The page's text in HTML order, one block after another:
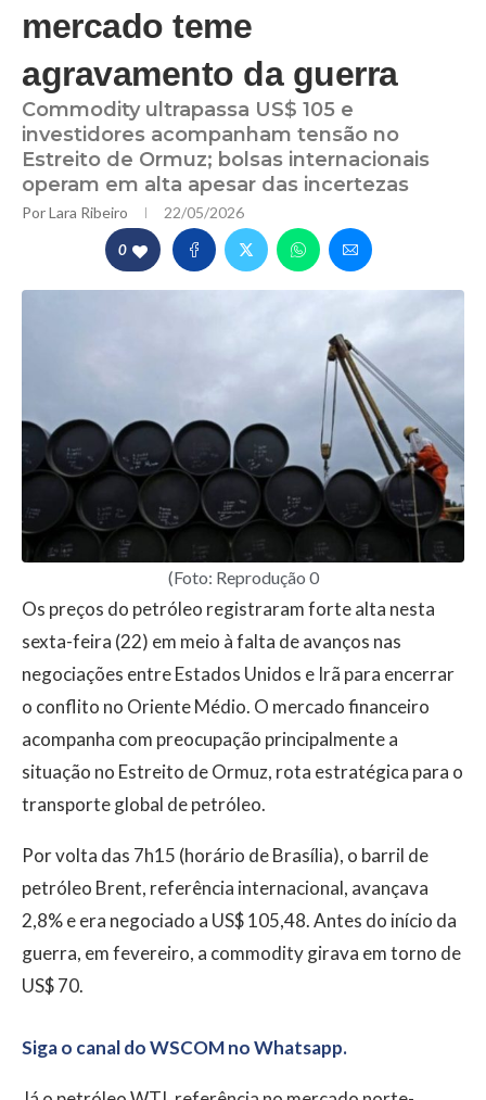
mercado teme
agravamento da guerra
Commodity ultrapassa US$ 105 e
investidores acompanham tensão no
Estreito de Ormuz; bolsas internacionais
operam em alta apesar das incertezas
PorLara Ribeiro 22/05/2026
0
(Foto: Reprodução 0
Os preços do petróleo registraram forte alta nesta
sexta-feira (22) em meio à falta de avanços nas
negociações entre Estados Unidos e Irã para encerrar
o conflito no Oriente Médio. O mercado financeiro
acompanha com preocupação principalmente a
situação no Estreito de Ormuz, rota estratégica para o
transporte global de petróleo.
Por volta das 7h15 (horário de Brasília), o barril de
petróleo Brent, referência internacional, avançava
2,8% e era negociado a US$ 105,48. Antes do início da
guerra, em fevereiro, a commodity girava em torno de
US$ 70.
Siga o canal do WSCOM no Whatsapp.